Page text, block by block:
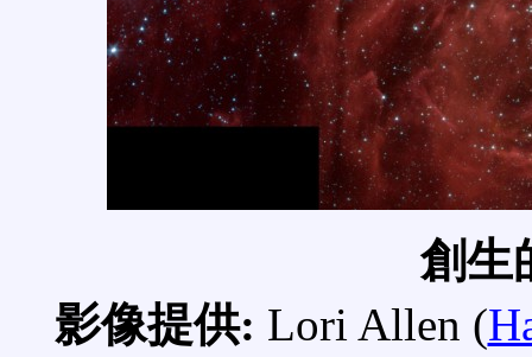
創生
影像提供: Lori Allen (